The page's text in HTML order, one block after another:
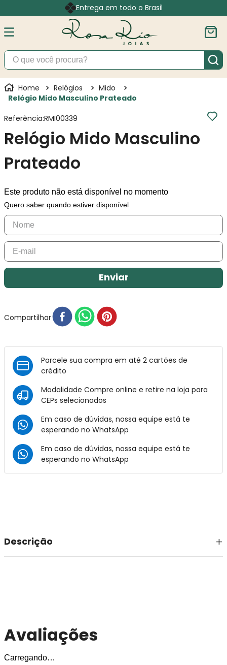
Entrega em todo o Brasil
O que você procura?
Relógios
Mido
Relógio Mido Masculino Prateado
Referência:RMI00339
Relógio Mido Masculino
Prateado
Este produto não está disponível no momento
Quero saber quando estiver disponível
Enviar
Compartilhar
Parcele sua compra em até 2 cartões de
crédito
Modalidade Compre online e retire na loja para
CEPs selecionados
Em caso de dúvidas, nossa equipe está te
esperando no WhatsApp
Em caso de dúvidas, nossa equipe está te
esperando no WhatsApp
Descrição
Avaliações
Carregando…